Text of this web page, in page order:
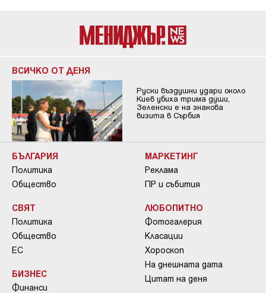
ВСИЧКО ОТ ДЕНЯ
Руски въздушни удари около
Киев убиха трима души,
Зеленски е на знакова
визита в Сърбия
БЪЛГАРИЯ
Политика
Общество
СВЯТ
Политика
Общество
ЕС
БИЗНЕС
Финанси
МАРКЕТИНГ
Реклама
ПР и събития
ЛЮБОПИТНО
Фотогалерия
Класации
Хороскоп
На днешната дата
Цитат на деня